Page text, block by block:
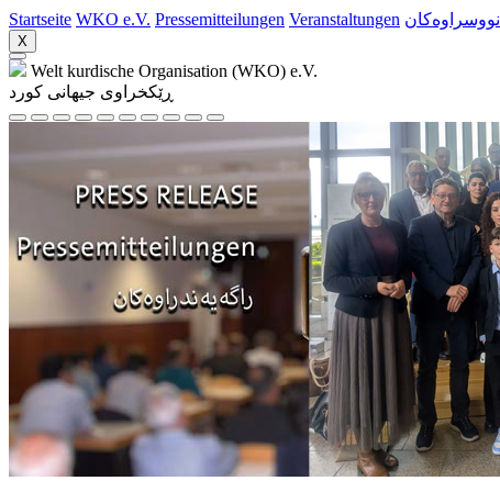
Startseite WKO e.V. Pressemitteilungen Veranstaltungen نووسراوه‌کان
X
Welt kurdische Organisation (WKO) e.V.
ڕێکخراوی جیهانی کورد